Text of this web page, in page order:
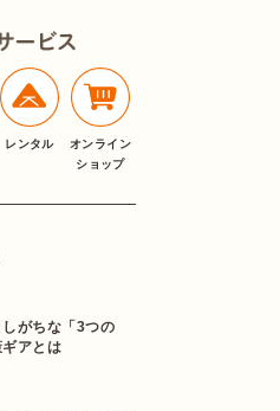
レンタル
オンライン
ショップ
がちな「3つの
アとは